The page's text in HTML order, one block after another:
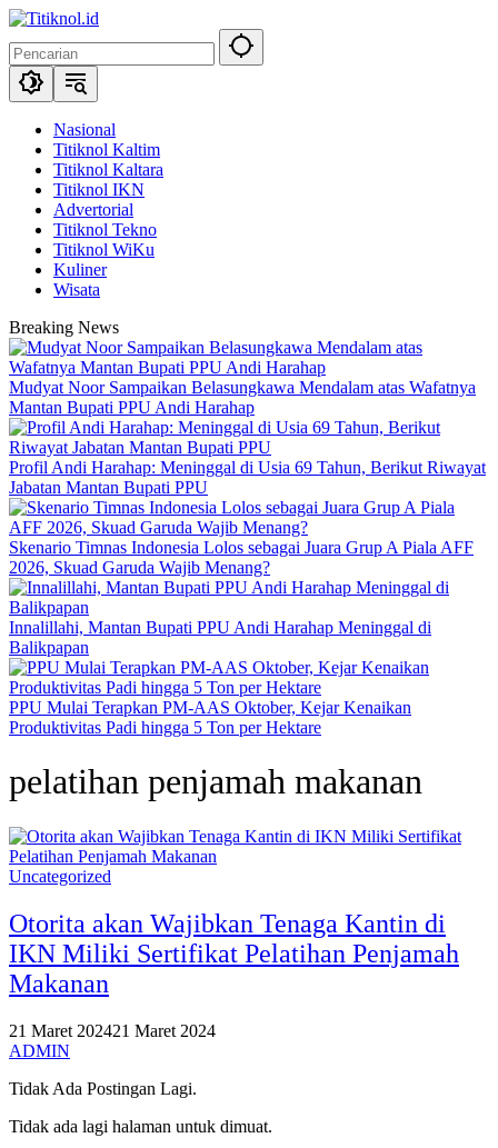
Langsung
konten
Nasional
Titiknol Kaltim
Titiknol Kaltara
Titiknol IKN
Advertorial
Titiknol Tekno
Titiknol WiKu
Kuliner
Wisata
Breaking News
Mudyat Noor Sampaikan Belasungkawa Mendalam atas Wafatnya
Mantan Bupati PPU Andi Harahap
Profil Andi Harahap: Meninggal di Usia 69 Tahun, Berikut Riwayat
Jabatan Mantan Bupati PPU
Skenario Timnas Indonesia Lolos sebagai Juara Grup A Piala AFF
2026, Skuad Garuda Wajib Menang?
Innalillahi, Mantan Bupati PPU Andi Harahap Meninggal di
Balikpapan
PPU Mulai Terapkan PM-AAS Oktober, Kejar Kenaikan
Produktivitas Padi hingga 5 Ton per Hektare
pelatihan penjamah makanan
Uncategorized
Otorita akan Wajibkan Tenaga Kantin di
IKN Miliki Sertifikat Pelatihan Penjamah
Makanan
21 Maret 202421 Maret 2024
ADMIN
Tidak Ada Postingan Lagi.
Tidak ada lagi halaman untuk dimuat.